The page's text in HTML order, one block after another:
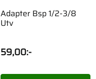
Adapter Bsp 1/2-3/8
Utv
59,00:-